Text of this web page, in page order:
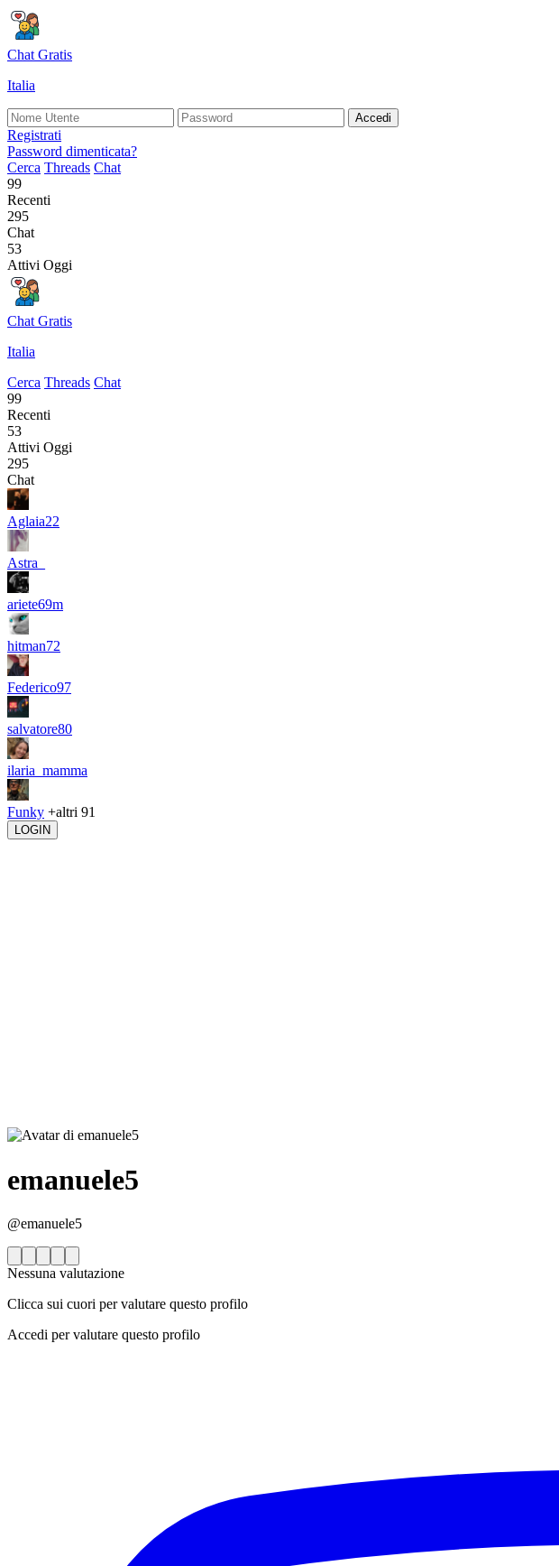
Chat Gratis
Italia
Accedi
Registrati
Password dimenticata?
Cerca Threads Chat
99
Recenti
295
Chat
53
Attivi Oggi
Chat Gratis
Italia
Cerca Threads Chat
99
Recenti
53
Attivi Oggi
295
Chat
Aglaia22
Astra_
ariete69m
hitman72
Federico97
salvatore80
ilaria_mamma
Funky +altri 91
LOGIN
emanuele5
@emanuele5
Nessuna valutazione
Clicca sui cuori per valutare questo profilo
Accedi per valutare questo profilo